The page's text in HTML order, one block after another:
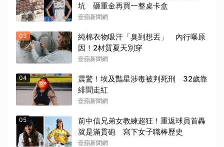
坑 砸重金再買一整桌卡盒
壹蘋新聞網
03
純棉衣物吸汗「臭到想丟」 內行曝原
因！2材質夏天別穿
壹蘋新聞網
04
震驚！埃及豔星涉毒被判死刑 32歲靠
緋聞走紅
壹蘋新聞網
05
前中信兄弟女教練超狂！重返球員首轟
就是滿貫砲 寫下女子職棒歷史
壹蘋新聞網